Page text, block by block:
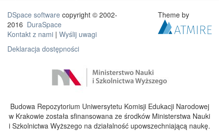
DSpace software copyright © 2002-
2016 DuraSpace
Kontakt z nami | Wyślij uwagi
Deklaracja dostępności
Theme by
Budowa Repozytorium Uniwersytetu Komisji Edukacji Narodowej
w Krakowie została sfinansowana ze środków Ministerstwa Nauki
i Szkolnictwa Wyższego na działalność upowszechniającą naukę.